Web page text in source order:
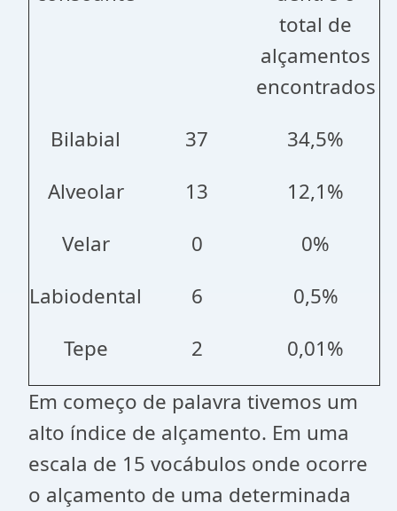
total de
alçamentos
encontrados
Bilabial
37
34,5%
Alveolar
13
12,1%
Velar
0
0%
Labiodental
6
0,5%
Tepe
2
0,01%
Em começo de palavra tivemos um
alto índice de alçamento. Em uma
escala de 15 vocábulos onde ocorre
o alçamento de uma determinada